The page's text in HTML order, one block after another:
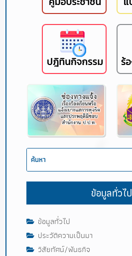
ข้อมูลทั่วไป
ข้อมูลทั่วไป
ประวัติความเป็นมา
วิสัยทัศน์/พันธกิจ